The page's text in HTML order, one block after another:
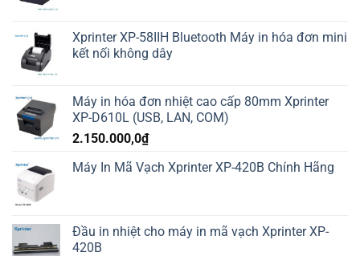
Xprinter XP-58IIH Bluetooth Máy in hóa đơn mini
kết nối không dây
Máy in hóa đơn nhiệt cao cấp 80mm Xprinter
XP-D610L (USB, LAN, COM)
2.150.000,0₫
Máy In Mã Vạch Xprinter XP-420B Chính Hãng
Đầu in nhiệt cho máy in mã vạch Xprinter XP-
420B